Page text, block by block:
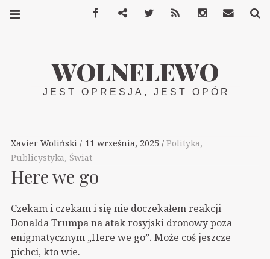
WOLNELEWO
JEST OPRESJA, JEST OPÓR
Xavier Woliński 11 września, 2025 Polityka,
Publicystyka, Świat
Here we go
Czekam i czekam i się nie doczekałem reakcji
Donalda Trumpa na atak rosyjski dronowy poza
enigmatycznym „Here we go”. Może coś jeszcze
pichci, kto wie.
FacebookMastodonTwitter InstagramKontakt